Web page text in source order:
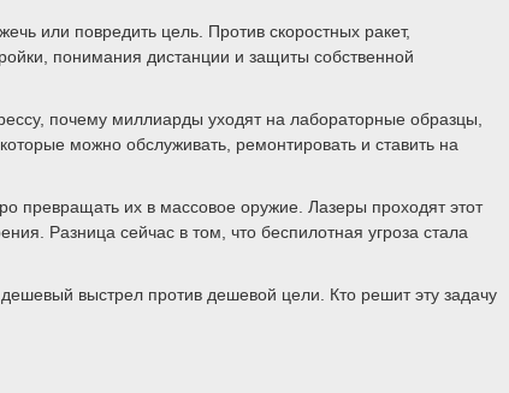
или повредить цель. Против скоростных ракет,
понимания дистанции и защиты собственной
почему миллиарды уходят на лабораторные образцы,
можно обслуживать, ремонтировать и ставить на
превращать их в массовое оружие. Лазеры проходят этот
Разница сейчас в том, что беспилотная угроза стала
выстрел против дешевой цели. Кто решит эту задачу